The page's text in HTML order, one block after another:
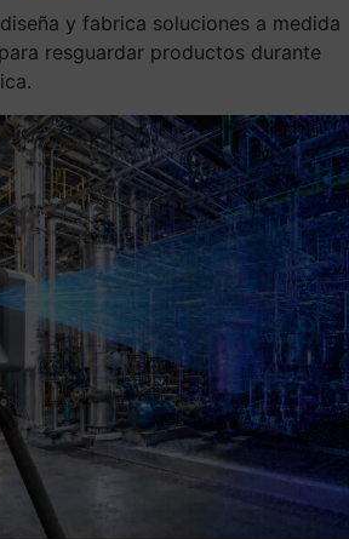
y fabrica soluciones a medida
resguardar productos durante